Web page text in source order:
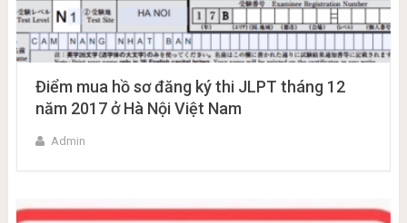
Điểm mua hồ sơ đăng ký thi JLPT tháng 12
năm 2017 ở Hà Nội Việt Nam
Admin